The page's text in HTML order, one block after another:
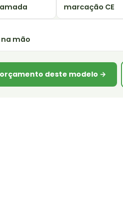
marcação CE
mão
deste modelo →